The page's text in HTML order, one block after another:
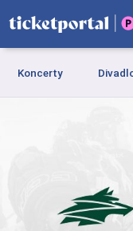
Koncerty